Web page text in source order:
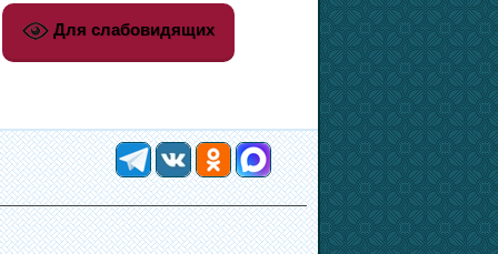
Для слабовидящих